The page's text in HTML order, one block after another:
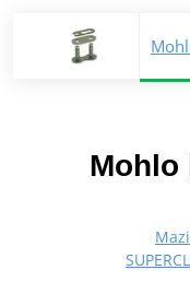
Mohlo